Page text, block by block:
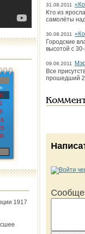
»
2
9
1917
31.08.2011
Кто из
самолёты
30.08.2011
Городские
высотой с
09.06.2011
Все
прошедший